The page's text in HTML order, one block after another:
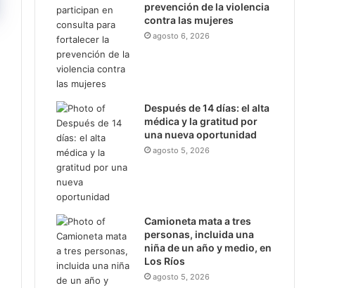
prevención de la violencia
contra las mujeres
agosto 6, 2026
Después de 14 días: el alta
médica y la gratitud por
una nueva oportunidad
agosto 5, 2026
Camioneta mata a tres
personas, incluida una
niña de un año y medio, en
Los Ríos
agosto 5, 2026